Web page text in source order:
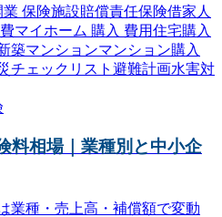
保険施設賠償責任保険借家人
マイホーム 購入 費用住宅購入
築マンションマンション購入
チェックリスト 避難計画水害対
料相場｜業種別と中小企
業種・売上高・補償額で変動